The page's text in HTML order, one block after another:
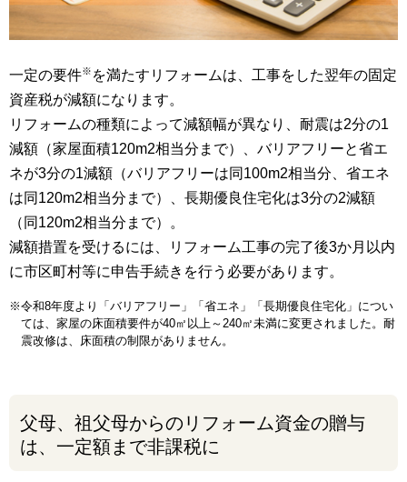
一定の要件※ を満たすリフォームは、工事をした翌年の固定
資産税が減額になります。
リフォームの種類によって減額幅が異なり、耐震は2分の1
減額（家屋面積120m2相当分まで）、バリアフリーと省エ
ネが3分の1減額（バリアフリーは同100m2相当分、省エネ
は同120m2相当分まで）、長期優良住宅化は3分の2減額
（同120m2相当分まで）。
減額措置を受けるには、リフォーム工事の完了後3か月以内
に市区町村等に申告手続きを行う必要があります。
※令和8年度より「バリアフリー」「省エネ」「長期優良住宅化」につい
ては、家屋の床面積要件が40㎡以上～240㎡未満に変更されました。耐
震改修は、床面積の制限がありません。
父母、祖父母からのリフォーム資金の贈与
は、一定額まで非課税に